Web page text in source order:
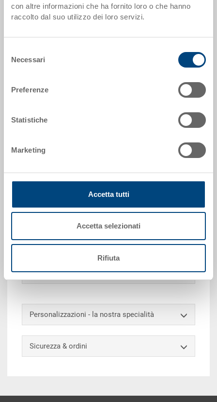
con altre informazioni che ha fornito loro o che hanno
raccolto dal suo utilizzo dei loro servizi.
delNecessari
Preferenze
Statistiche
Marketing
Accetta tutti
Accetta selezionati
Rifiuta
Codice
3-6406-45.7000.0101
Dimensioni esterne:
impilabile RAKO è ideale per trasporto e stoccaggio.
Inoltre, questo eurocontenitore universale può essere
contenitore compatibili con europallet). Infine, può
essere contrassegnato e suddiviso su richiesta.
Accessori opzionali
Personalizzazioni - la nostra specialità
Sicurezza & ordini